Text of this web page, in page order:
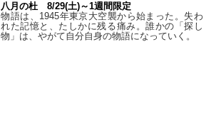
八月の杜 8/29(土)～1週間限定
物語は、1945年東京大空襲から始まった。失わ
れた記憶と、たしかに残る痛み。誰かの「探し
物」は、やがて自分自身の物語になっていく。